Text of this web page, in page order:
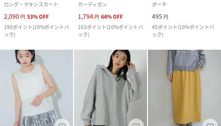
ロング・マキシスカート
2,090 円 53%OFF
190ポイント(10%ポイントバ
ック)
カーディガン
1,794 円 64%OFF
163ポイント(10%ポイントバ
ック)
ポーチ
495 円
45ポイント(10%ポイントバ
ック)